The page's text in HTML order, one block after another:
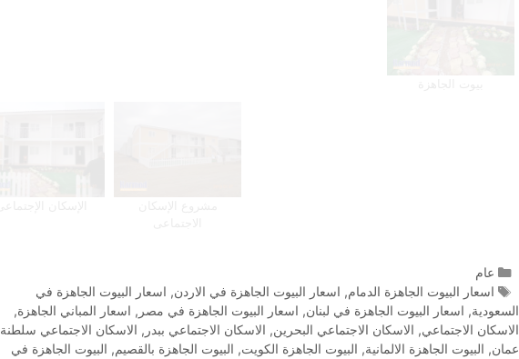
عام
اسعار البيوت الجاهزة الدمام, اسعار البيوت الجاهزة في الاردن, اسعار البيوت الجاهزة في
السعودية, اسعار البيوت الجاهزة في لبنان, اسعار البيوت الجاهزة في مصر , اسعار المباني الجاهزة,
الاسكان الاجتماعي, الاسكان الاجتماعي البحرين, الاسكان الاجتماعي ببدر , الاسكان الاجتماعي سلطنة
عمان, البيوت الجاهزة الالمانية, البيوت الجاهزة الكويت, البيوت الجاهزة بالقصيم, البيوت الجاهزة في